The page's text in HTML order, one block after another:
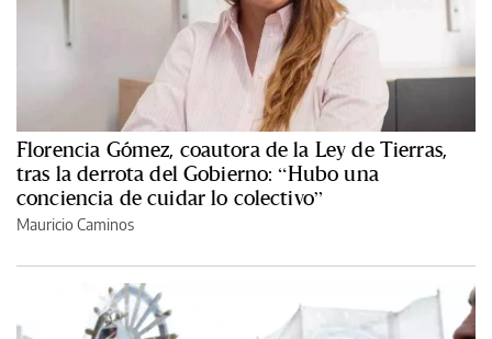
Florencia Gómez, coautora de la Ley de Tierras,
tras la derrota del Gobierno: “Hubo una
conciencia de cuidar lo colectivo”
Mauricio Caminos